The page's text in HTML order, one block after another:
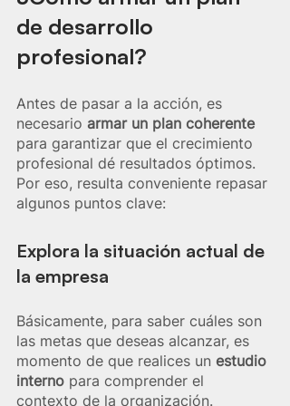
de desarrollo
profesional?
Antes de pasar a la acción, es
necesario armar un plan coherente
para garantizar que el crecimiento
profesional dé resultados óptimos.
Por eso, resulta conveniente repasar
algunos puntos clave:
Explora la situación actual de
la empresa
Básicamente, para saber cuáles son
las metas que deseas alcanzar, es
momento de que realices un estudio
interno para comprender el
contexto de la organización.